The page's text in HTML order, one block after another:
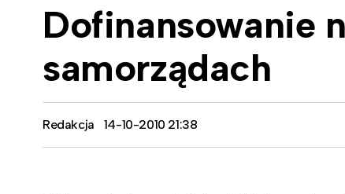
Dofinansowanie
samorządach
Redakcja 14-10-2010 21:38